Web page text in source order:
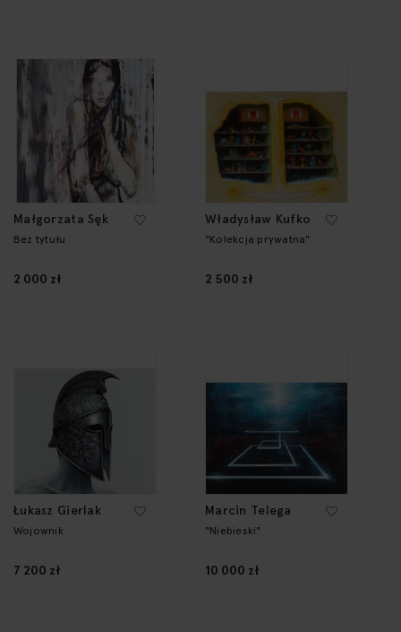
Małgorzata Sęk
Bez tytułu
2 000 zł
Władysław Kufko
"Kolekcja prywatna"
2 500 zł
Łukasz Gierlak
Wojownik
7 200 zł
Marcin Telega
"Niebieski"
10 000 zł